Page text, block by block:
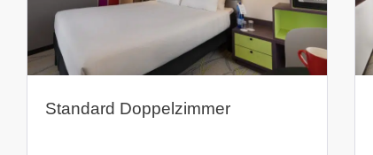
Standard Doppelzimmer